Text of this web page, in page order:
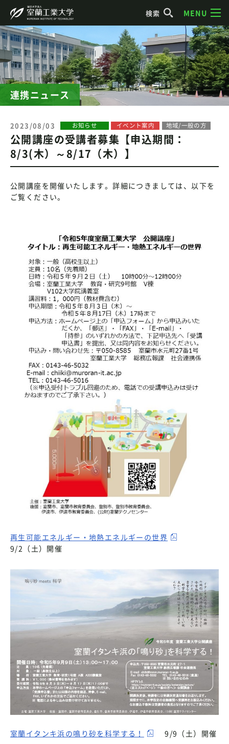
検索 MENU
連携ニュース
2023/08/03 お知らせ イベント案内 地域/一般の方
公開講座の受講者募集【申込期間：
8/3(木）～8/17（木）】
公開講座を開催いたします。詳細につきましては、以下を
ご覧ください。
再生可能エネルギー・地熱エネルギーの世界
9/2（土）開催
室蘭イタンキ浜の鳴り砂を科学する！ 9/9（土）開催